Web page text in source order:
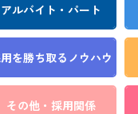
アルバイト・パート
を勝ち取る ノウハウ
その他・採用関係